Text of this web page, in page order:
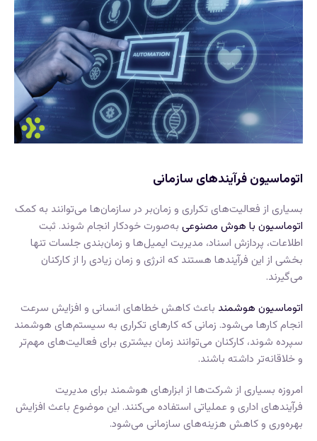
اتوماسیون فرآیندهای سازمانی
بسیاری از فعالیت‌های تکراری و زمان‌بر در سازمان‌ها می‌توانند به کمک
اتوماسیون با هوش مصنوعی به‌صورت خودکار انجام شوند. ثبت
اطلاعات، پردازش اسناد، مدیریت ایمیل‌ها و زمان‌بندی جلسات تنها
بخشی از این فرآیندها هستند که انرژی و زمان زیادی را از کارکنان
می‌گیرند.
اتوماسیون هوشمند باعث کاهش خطاهای انسانی و افزایش سرعت
انجام کارها می‌شود. زمانی که کارهای تکراری به سیستم‌های هوشمند
سپرده شوند، کارکنان می‌توانند زمان بیشتری برای فعالیت‌های مهم‌تر
و خلاقانه‌تر داشته باشند.
امروزه بسیاری از شرکت‌ها از ابزارهای هوشمند برای مدیریت
فرآیندهای اداری و عملیاتی استفاده می‌کنند. این موضوع باعث افزایش
بهره‌وری و کاهش هزینه‌های سازمانی می‌شود.